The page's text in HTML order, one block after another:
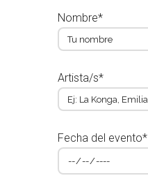
Nombre*
Artista/s*
Fecha del evento*